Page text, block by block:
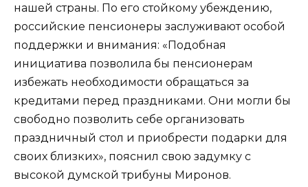
нашей страны. По его стойкому убеждению,
российские пенсионеры заслуживают особой
поддержки и внимания: «Подобная
инициатива позволила бы пенсионерам
избежать необходимости обращаться за
кредитами перед праздниками. Они могли бы
свободно позволить себе организовать
праздничный стол и приобрести подарки для
своих близких», пояснил свою задумку с
высокой думской трибуны Миронов.